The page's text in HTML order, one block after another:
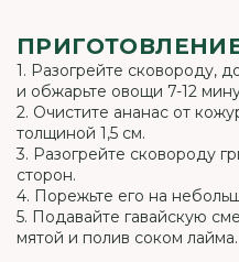
1. Разогрейте сковороду,
и обжарьте овощи 7-12
2. Очистите ананас от
толщиной 1,5 см.
3. Разогрейте сковороду
сторон.
4. Порежьте его на
5. Подавайте гавайскую
мятой и полив соком лайма.